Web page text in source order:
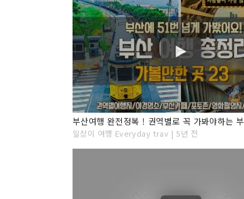
일상이 여행 Everyday trav | 5년 전